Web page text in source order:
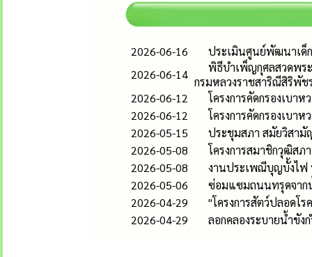
2026-06-16
ประเมินศูนย์พัฒนาเด็
2026-06-14
พิธีบำเพ็ญกุศลสวดพร
กรมหลวงราชสาริณีสิริพัช
2026-06-12
โครงการคัดกรองเบ
2026-06-12
โครงการคัดกรองเบ
2026-05-15
ประชุมสภา สมัยวิสามั
2026-05-08
โครงการสมาชิกวุฒิส
2026-05-08
งานประเพณีบุญบั้งไฟ
2026-05-06
ซ่อมแซมถนนทรุดจาก
2026-04-29
"โครงการสัตว์ปลอดโ
2026-04-29
ลอกคลองระบายน้ำขัง